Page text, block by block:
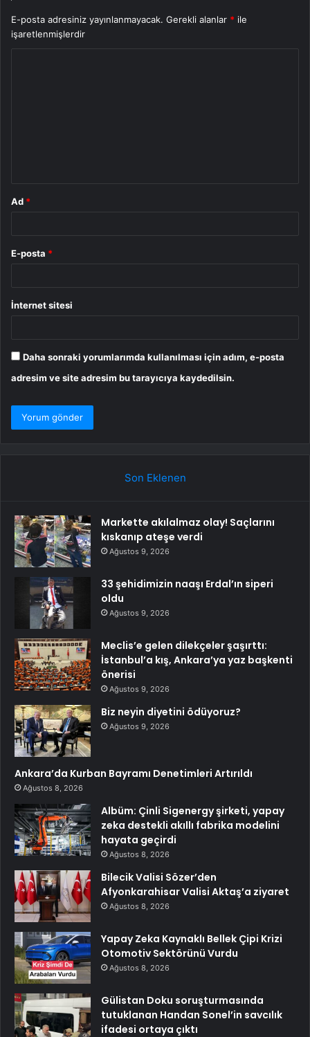
E-posta adresiniz yayınlanmayacak. Gerekli alanlar * ile
işaretlenmişlerdir
Ad *
E-posta *
İnternet sitesi
Daha sonraki yorumlarımda kullanılması için adım, e-posta
adresim ve site adresim bu tarayıcıya kaydedilsin.
Son Eklenen
Markette akılalmaz olay! Saçlarını
kıskanıp ateşe verdi
Ağustos 9, 2026
33 şehidimizin naaşı Erdal’ın siperi
oldu
Ağustos 9, 2026
Meclis’e gelen dilekçeler şaşırttı:
İstanbul’a kış, Ankara’ya yaz başkenti
önerisi
Ağustos 9, 2026
Biz neyin diyetini ödüyoruz?
Ağustos 9, 2026
Ankara’da Kurban Bayramı Denetimleri Artırıldı
Ağustos 8, 2026
Albüm: Çinli Sigenergy şirketi, yapay
zeka destekli akıllı fabrika modelini
hayata geçirdi
Ağustos 8, 2026
Bilecik Valisi Sözer’den
Afyonkarahisar Valisi Aktaş’a ziyaret
Ağustos 8, 2026
Yapay Zeka Kaynaklı Bellek Çipi Krizi
Otomotiv Sektörünü Vurdu
Ağustos 8, 2026
Gülistan Doku soruşturmasında
tutuklanan Handan Sonel’in savcılık
ifadesi ortaya çıktı